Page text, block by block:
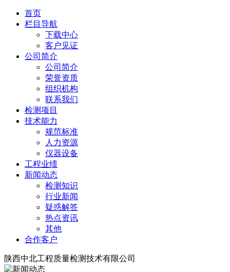
首页
栏目导航
下载中心
客户见证
公司简介
公司简介
荣誉资质
组织机构
联系我们
检测项目
技术能力
规范标准
人力资源
仪器设备
工程业绩
新闻动态
检测知识
行业新闻
疑惑解答
热点资讯
其他
合作客户
陕西中北工程质量检测技术有限公司